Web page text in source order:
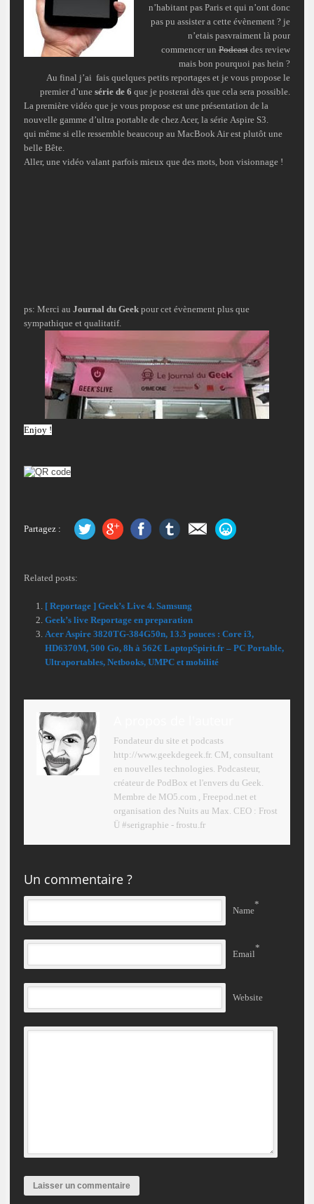
n’habitant pas Paris et qui n’ont donc
pas pu assister a cette évènement ? je
n’etais pasvraiment là pour
commencer un Podcast des review
mais bon pourquoi pas hein ?
Au final j’ai fais quelques petits reportages et je vous propose le
premier d’une série de 6 que je posterai dès que cela sera possible.
La première vidéo que je vous propose est une présentation de la
nouvelle gamme d’ultra portable de chez Acer, la série Aspire S3.
qui même si elle ressemble beaucoup au MacBook Air est plutôt une
belle Bête.
Aller, une vidéo valant parfois mieux que des mots, bon visionnage !
ps: Merci au Journal du Geek pour cet évènement plus que
sympathique et qualitatif.
Enjoy !
Partagez :
Related posts:
[ Reportage ] Geek’s Live 4. Samsung
Geek’s live Reportage en preparation
Acer Aspire 3820TG-384G50n, 13.3 pouces : Core i3,
HD6370M, 500 Go, 8h à 562€ LaptopSpirit.fr – PC Portable,
Ultraportables, Netbooks, UMPC et mobilité
Fondateur du site et podcasts
http://www.geekdegeek.fr. CM, consultant
en nouvelles technologies. Podcasteur,
créateur de PodBox et l'envers du Geek.
Membre de MO5.com , Freepod.net et
organisation des Nuits au Max. CEO : Frost
Ü #serigraphie - frostu.fr
Un commentaire ?
Name
*
Email
*
Website